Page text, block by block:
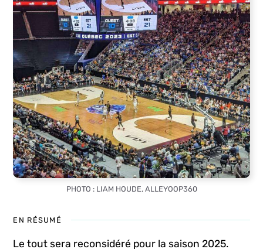
PHOTO : LIAM HOUDE, ALLEYOOP360
EN RÉSUMÉ
Le tout sera reconsidéré pour la saison 2025.